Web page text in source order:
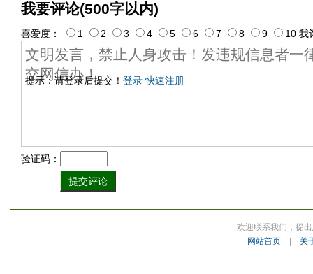
我要评论(500字以内)
提示：请登录后提交！ 登录 快速注册
喜爱度： 1 2 3 4 5 6 7 8 9 10 我
验证码：
欢迎联系我们，提
网站首页| 关